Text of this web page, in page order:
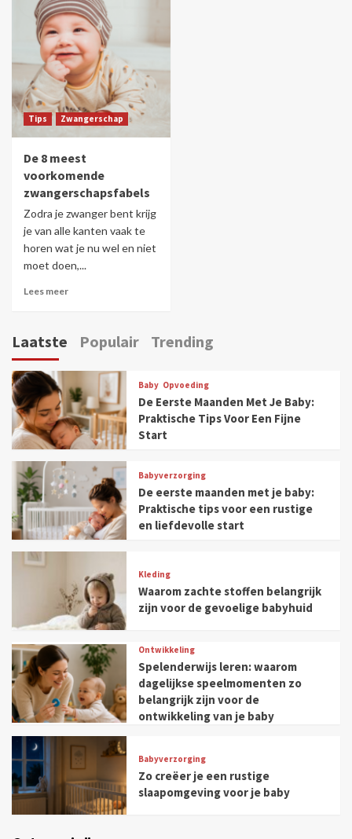
Tips Zwangerschap
De 8 meest
voorkomende
zwangerschapsfabels
Zodra je zwanger bent krijg
je van alle kanten vaak te
horen wat je nu wel en niet
moet doen,...
Lees meer
Laatste Populair Trending
Baby Opvoeding
De Eerste Maanden Met Je Baby:
Praktische Tips Voor Een Fijne
Start
Babyverzorging
De eerste maanden met je baby:
Praktische tips voor een rustige
en liefdevolle start
Kleding
Waarom zachte stoffen belangrijk
zijn voor de gevoelige babyhuid
Ontwikkeling
Spelenderwijs leren: waarom
dagelijkse speelmomenten zo
belangrijk zijn voor de
ontwikkeling van je baby
Babyverzorging
Zo creëer je een rustige
slaapomgeving voor je baby